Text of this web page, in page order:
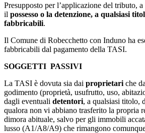
Presupposto per l’applicazione del tributo,
il possesso o la detenzione, a qualsiasi
fabbricabili.
Il Comune di Robecchetto con Induno ha
fabbricabili dal pagamento della TASI.
SOGGETTI PASSIVI
La TASI è dovuta sia dai proprietari che
godimento (proprietà, usufrutto, uso,
dagli eventuali detentori, a qualsiasi titolo,
qualora non vi abbiano trasferito la propria
dimora abituale, salvo per gli immobili
lusso (A1/A8/A9) che rimangono